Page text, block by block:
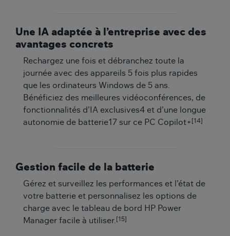
Une IA adaptée à l’entreprise avec des
avantages concrets
Rechargez une fois et débranchez toute la
journée avec des appareils 5 fois plus rapides
que les ordinateurs Windows de 5 ans.
Bénéficiez des meilleures vidéoconférences, de
fonctionnalités d’IA exclusives4 et d’une longue
autonomie de batterie17 sur ce PC Copilot+ [14]
Gestion facile de la batterie
Gérez et surveillez les performances et l’état de
votre batterie et personnalisez les options de
charge avec le tableau de bord HP Power
Manager facile à utiliser. [15]